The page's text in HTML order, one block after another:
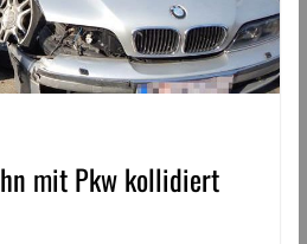
mit Pkw kollidiert